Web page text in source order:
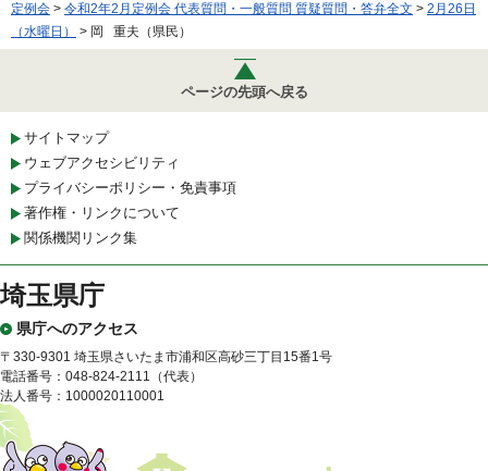
定例会 > 令和2年2月定例会 代表質問・一般質問 質疑質問・答弁全文 > 2月26日
（水曜日）
> 岡 重夫（県民）
ページの先頭へ戻る
サイトマップ
ウェブアクセシビリティ
プライバシーポリシー・免責事項
著作権・リンクについて
関係機関リンク集
埼玉県庁
県庁へのアクセス
〒330-9301 埼玉県さいたま市浦和区高砂三丁目15番1号
電話番号：048-824-2111（代表）
法人番号：1000020110001